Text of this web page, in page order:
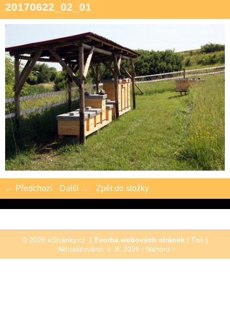
20170622_02_01
← Předchozí Další → Zpět do složky
© 2026 eStránky.cz | Tvorba webových stránek | Tisk |
Aktualizováno: 4. 8. 2026 | Nahoru ↑